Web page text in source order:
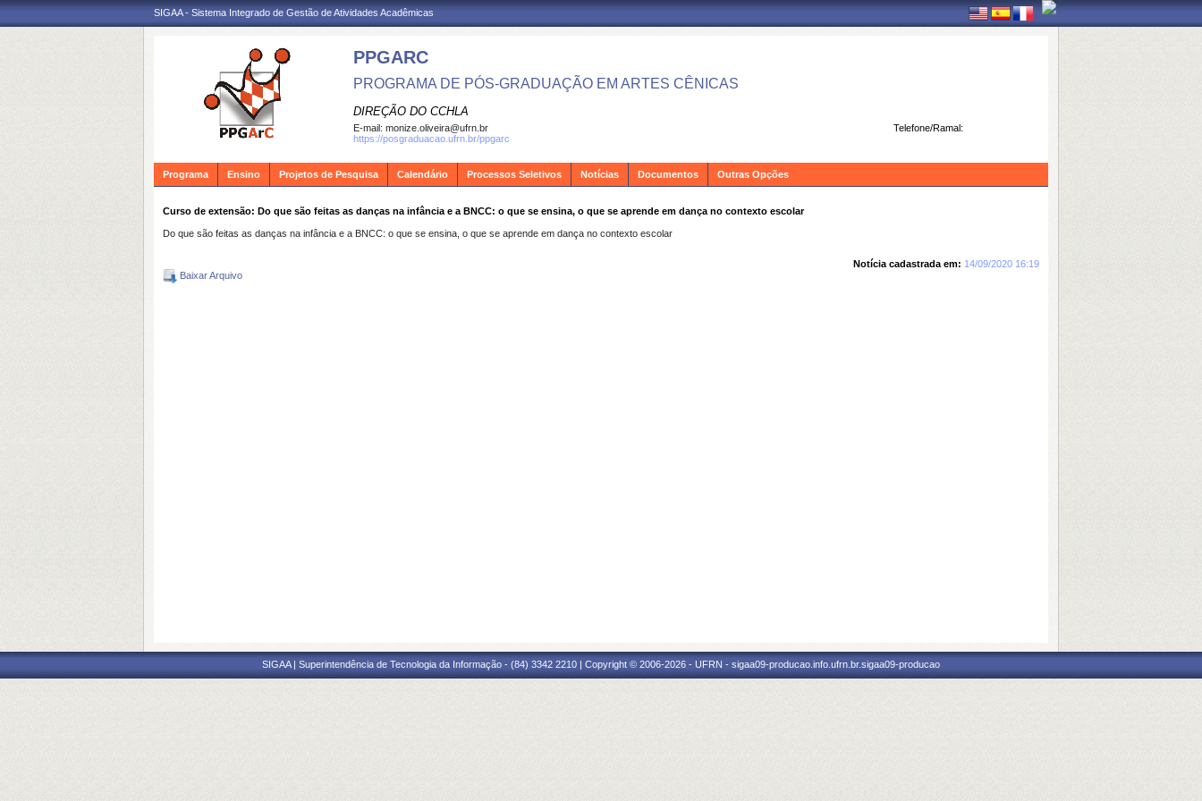
SIGAA - Sistema Integrado de Gestão de Atividades Acadêmicas
PPGARC
PROGRAMA DE PÓS-GRADUAÇÃO EM ARTES CÊNICAS
DIREÇÃO DO CCHLA
Telefone/Ramal:
E-mail: monize.oliveira@ufrn.br
https://posgraduacao.ufrn.br/ppgarc
Programa Ensino Projetos de Pesquisa Calendário Processos Seletivos Notícias Documentos Outras Opções
Curso de extensão: Do que são feitas as danças na infância e a BNCC: o que se ensina, o que se aprende em dança no contexto escolar
Do que são feitas as danças na infância e a BNCC: o que se ensina, o que se aprende em dança no contexto escolar
Notícia cadastrada em: 14/09/2020 16:19
Baixar Arquivo
SIGAA | Superintendência de Tecnologia da Informação - (84) 3342 2210 | Copyright © 2006-2026 - UFRN - sigaa09-producao.info.ufrn.br.sigaa09-producao